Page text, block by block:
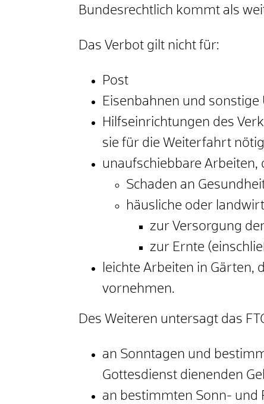
Bundesrechtlich kommt als
Das Verbot gilt nicht für:
Post
Eisenbahnen und
Hilfseinrichtungen des
sie für die Weiterfahrt
unaufschiebbare Arbeiten,
Schaden an
häusliche oder
zur Versorgung
zur Ernte
leichte Arbeiten in Gärten,
vornehmen.
Des Weiteren untersagt das
an Sonntagen und
Gottesdienst dienenden
an bestimmten Sonn- und